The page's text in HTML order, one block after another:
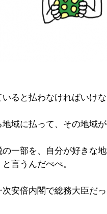
ると払わなければいけ
域に払って、その地域が
一部を、自分が好きな
言うんだぺぺ。
安倍内閣で総務大臣だ